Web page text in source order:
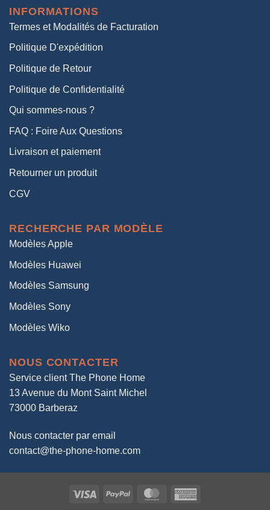
38,00€.
INFORMATIONS
Termes et Modalités de Facturation
Politique D'expédition
Politique de Retour
Politique de Confidentialité
Qui sommes-nous ?
FAQ : Foire Aux Questions
Livraison et paiement
Retourner un produit
CGV
RECHERCHE PAR MODÈLE
Modèles Apple
Modèles Huawei
Modèles Samsung
Modèles Sony
Modèles Wiko
NOUS CONTACTER
Service client The Phone Home
13 Avenue du Mont Saint Michel
73000 Barberaz
Nous contacter par email
contact@the-phone-home.com
Visa PayPal MasterCard